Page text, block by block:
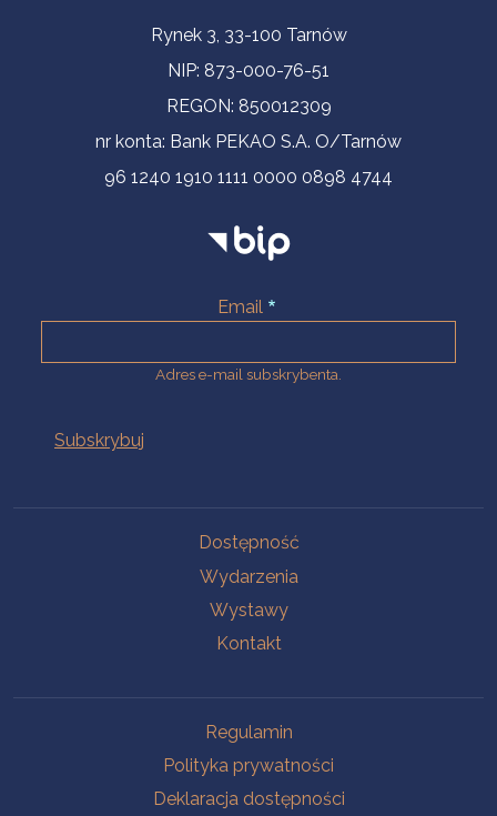
Informacje kontaktoweRynek 3, 33-100 Tarnów
NIP: 873-000-76-51
REGON: 850012309
nr konta: Bank PEKAO S.A. O/Tarnów
96 1240 1910 1111 0000 0898 4744
Email
Adres e-mail subskrybenta.
Dostępność
Wydarzenia
Wystawy
Kontakt
Regulamin
Polityka prywatności
Deklaracja dostępności